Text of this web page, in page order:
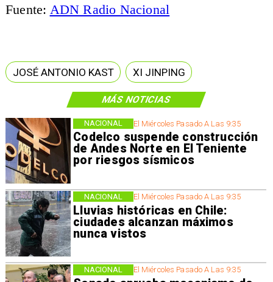
MÁS NOTICIAS
El Miércoles Pasado A Las 9:35
Codelco suspende construcción
de Andes Norte en El Teniente
por riesgos sísmicos
NACIONAL
El Miércoles Pasado A Las 9:35
Lluvias históricas en Chile:
ciudades alcanzan máximos
nunca vistos
NACIONAL
El Miércoles Pasado A Las 9:35
NACIONAL
Fuente: ADN Radio Nacional
JOSÉ ANTONIO KAST XI JINPING